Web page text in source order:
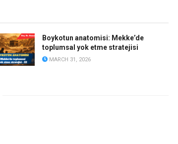
Boykotun anatomisi: Mekke’de
toplumsal yok etme stratejisi
MARCH 31, 2026